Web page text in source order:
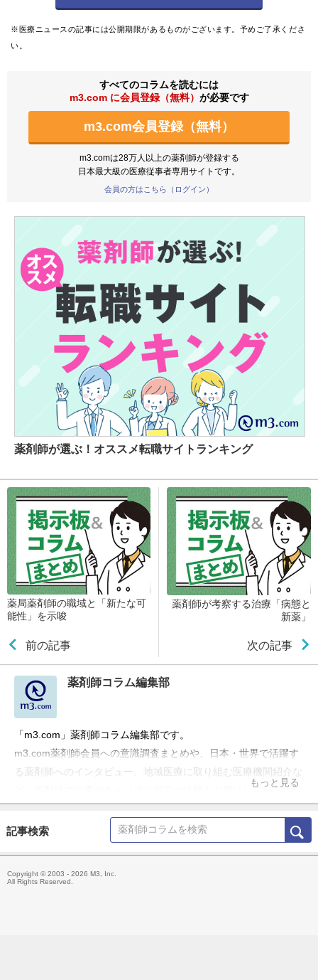
※医療ニュースの記事には公開期限があるものがございます。予めご了承くださ
い。
すべてのコラムを読むには
m3.com に会員登録（無料） が必要です
m3.com会員登録（無料）
m3.comは28万人以上の薬剤師が登録する
日本最大級の医療従事者専用サイトです。
会員の方はこちら（ログイン）
薬剤師が選ぶ！オススメ転職サイトランキング
薬局薬剤師の職域と「新たな可
能性」を示唆
前の記事
薬剤師が考察する治療「病態と
新薬」
次の記事
薬剤師コラム編集部
「m3.com」薬剤師コラム編集部です。
m3.com薬剤師会員への意識調査まとめや、日本・世界で活躍す
る薬剤師へのインタビュー、地域医療に取り組む医療機関紹介な
ど、薬剤師の仕事やキャリアに役立つ情報をお届けしています。
もっと見る
記事検索
Copyright © 2003 - 2026 M3, Inc.
All Rights Reserved.